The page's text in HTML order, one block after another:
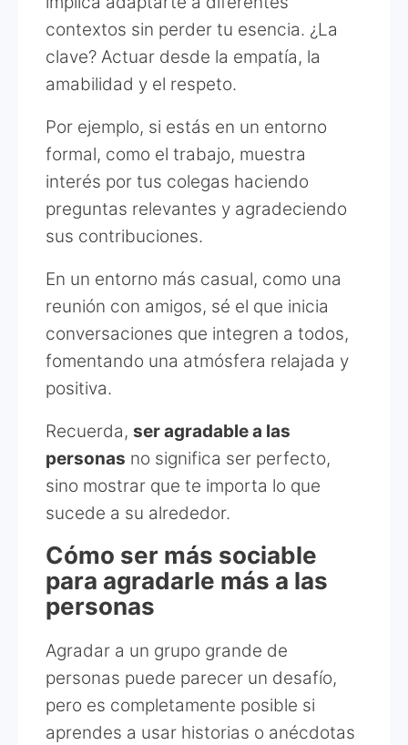
contextos sin perder tu esencia. ¿La
clave? Actuar desde la empatía, la
amabilidad y el respeto.
Por ejemplo, si estás en un entorno
formal, como el trabajo, muestra
interés por tus colegas haciendo
preguntas relevantes y agradeciendo
sus contribuciones.
En un entorno más casual, como una
reunión con amigos, sé el que inicia
conversaciones que integren a todos,
fomentando una atmósfera relajada y
positiva.
Recuerda, ser agradable a las
personas no significa ser perfecto,
sino mostrar que te importa lo que
sucede a su alrededor.
Cómo ser más sociable
para agradarle más a las
personas
Agradar a un grupo grande de
personas puede parecer un desafío,
pero es completamente posible si
aprendes a usar historias o anécdotas